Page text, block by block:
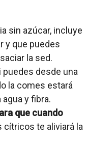
sin azúcar, incluye
y que puedes
la sed.
puedes desde una
la comes estará
y fibra.
que cuando
cítricos te aliviará la